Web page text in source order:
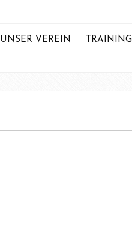
UNSER VEREIN TRAINING